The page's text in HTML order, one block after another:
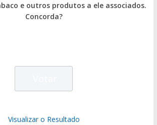
e outros produtos a ele associados.
Concorda?
Visualizar o Resultado